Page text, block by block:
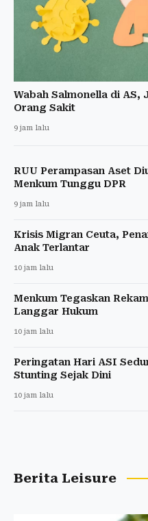
Wabah Salmonella di AS,
Orang Sakit
9 jam lalu
RUU Perampasan Aset
Menkum Tunggu DPR
9 jam lalu
Krisis Migran Ceuta,
Anak Terlantar
10 jam lalu
Menkum Tegaskan
Langgar Hukum
10 jam lalu
Peringatan Hari ASI
Stunting Sejak Dini
10 jam lalu
Berita Leisure